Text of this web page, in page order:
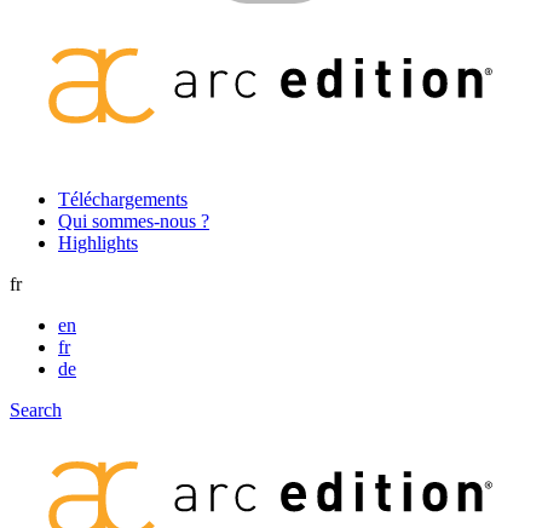
Secondary
navigation
Téléchargements
Qui sommes-nous ?
Highlights
fr
en
fr
de
Search